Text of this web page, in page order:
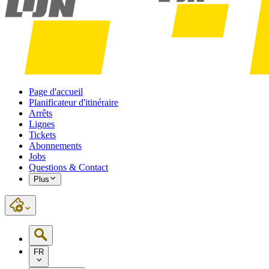
Page d'accueil
Planificateur d'itinéraire
Arrêts
Lignes
Tickets
Abonnements
Jobs
Questions & Contact
Plus
FR